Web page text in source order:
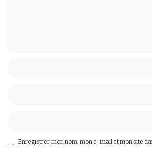
Enregistrer mon nom, mon e-mail et mon site